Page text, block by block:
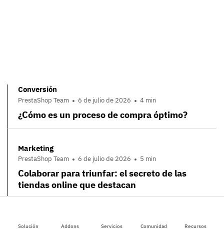
Solución Addons Servicios Comunidad Recursos
Conversión
PrestaShop Team 6 de julio de 2026 4 min
¿Cómo es un proceso de compra óptimo?
Marketing
PrestaShop Team 6 de julio de 2026 5 min
Colaborar para triunfar: el secreto de las
tiendas online que destacan
PrestaShop Team 6 de julio de 2026 4 min